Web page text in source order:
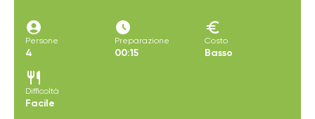
account_circle
Persone
4
access_time_filled
Preparazione
00:15
euro
Costo
Basso
restaurant
Difficoltà
Facile